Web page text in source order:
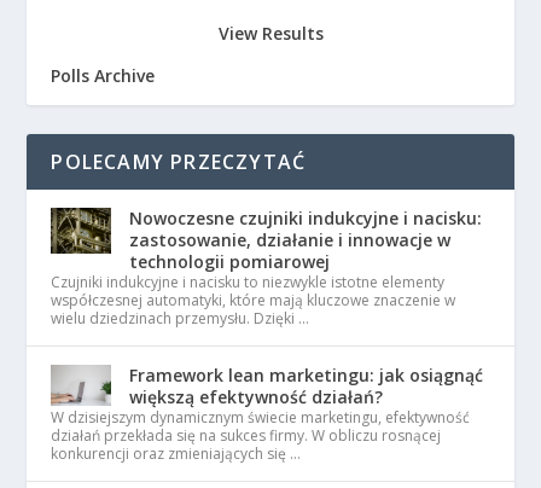
View Results
Polls Archive
POLECAMY PRZECZYTAĆ
Nowoczesne czujniki indukcyjne i nacisku:
zastosowanie, działanie i innowacje w
technologii pomiarowej
Czujniki indukcyjne i nacisku to niezwykle istotne elementy
współczesnej automatyki, które mają kluczowe znaczenie w
wielu dziedzinach przemysłu. Dzięki …
Framework lean marketingu: jak osiągnąć
większą efektywność działań?
W dzisiejszym dynamicznym świecie marketingu, efektywność
działań przekłada się na sukces firmy. W obliczu rosnącej
konkurencji oraz zmieniających się …